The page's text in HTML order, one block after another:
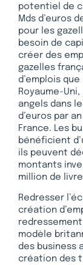
potentiel de
Mds d’euros
pour les
besoin de
créer des
gazelles
d’emplois
Royaume-
angels dans
d’euros par
France. Les
bénéficient
ils peuvent
montants
million de
Redresser
création
modèle
des business
création des